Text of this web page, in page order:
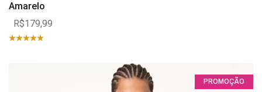
Amarelo
R$179,99
PROMOÇÃO